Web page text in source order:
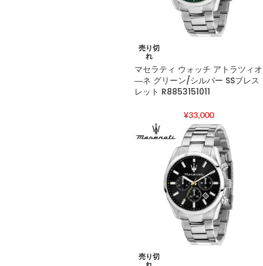
売り切
れ
マセラティ ウォッチ アトラツィオ
―ネ グリーン/シルバー SSブレス
レット R8853151011
¥33,000
売り切